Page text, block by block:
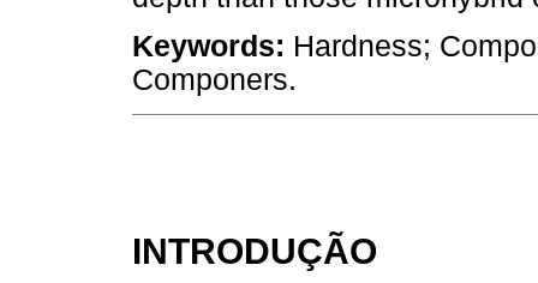
Keywords: Hardness;
Componers.
INTRODUÇÃO